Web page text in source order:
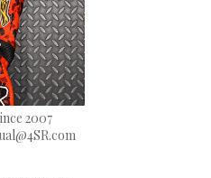
2007